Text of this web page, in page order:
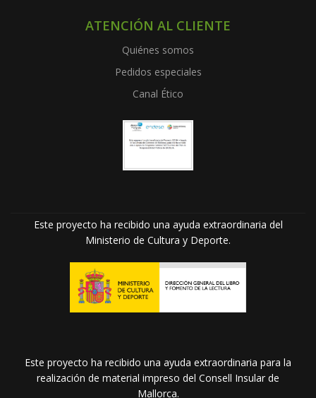
ATENCIÓN AL CLIENTE
Quiénes somos
Pedidos especiales
Canal Ético
Este proyecto ha recibido una ayuda extraordinaria del
Ministerio de Cultura y Deporte.
Este proyecto ha recibido una ayuda extraordinaria para la
realización de material impreso del Consell Insular de
Mallorca.